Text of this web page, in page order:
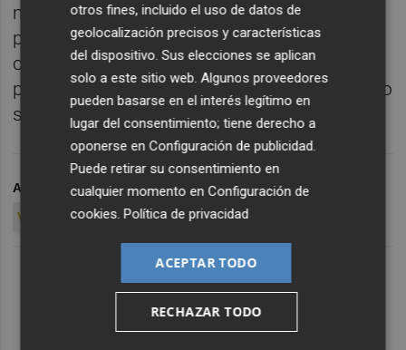
mucha ilusión y veníamos de hacer un mal
partido. Ahora tener 35 puntos es para estar
contentos pero el el fútbol no puedes sacar
pecho, hay que tener los pies en el suelo y no
salirnos de la mejora y el esfuerzo diario.
ARCHIVADO EN PLAZA GRANOTA
LEVANTE UD
VALENCIA CF
otros fines, incluido el uso de datos de
geolocalización precisos y características
del dispositivo. Sus elecciones se aplican
solo a este sitio web. Algunos proveedores
pueden basarse en el interés legítimo en
lugar del consentimiento; tiene derecho a
oponerse enConfiguración de publicidad
Puede retirar su consentimiento en
cualquier momento enConfiguración de
cookies .Política de privacidad
ACEPTAR TODO
RECHAZAR TODO